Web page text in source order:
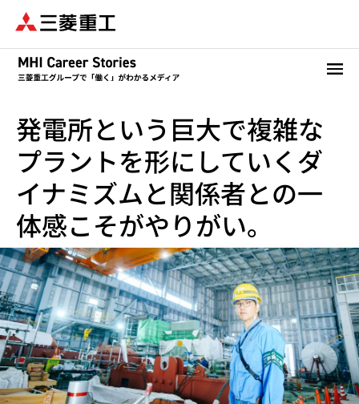
ン
発電所という巨大で複雑な
プラントを形にしていくダ
イナミズムと関係者との一
体感こそがやりがい。